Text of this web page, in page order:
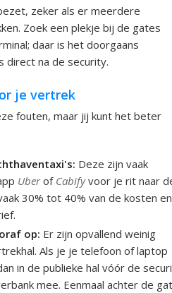
zeker als er meerdere
Zoek een plekje bij de gates
daar is het doorgaans
direct na de security.
je vertrek
fouten, maar jij kunt het beter
Deze zijn vaak
Uberof Cabifyvoor je rit naar
30% tot 40% van de kosten
op: Er zijn opvallend weinig
Als je je telefoon of laptop
in de publieke hal vóór de
mee. Eenmaal achter de